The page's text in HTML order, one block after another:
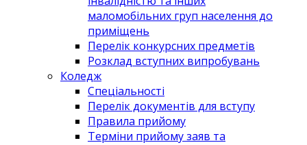
маломобільних груп населення до
приміщень
Перелік конкурсних предметів
Розклад вступних випробувань
Коледж
Спеціальності
Перелік документів для вступу
Правила прийому
Терміни прийому заяв та